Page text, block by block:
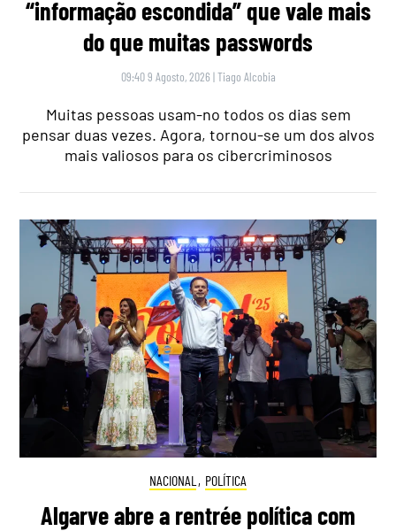
“informação escondida” que vale mais
do que muitas passwords
09:40 9 Agosto, 2026 |Tiago Alcobia
Muitas pessoas usam-no todos os dias sem
pensar duas vezes. Agora, tornou-se um dos alvos
mais valiosos para os cibercriminosos
NACIONAL , POLÍTICA
Algarve abre a rentrée política com